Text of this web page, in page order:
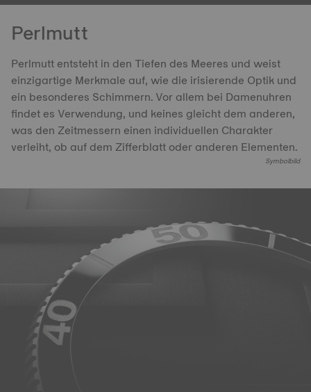
Perlmutt
Perlmutt entsteht in den Tiefen des Meeres und weist
einzigartige Merkmale auf, wie die irisierende Optik und
ein besonderes Schimmern. Vor allem bei Damenuhren
findet es Verwendung, und keines gleicht dem anderen,
was den Zeitmessern einen individuellen Charakter
verleiht, ob auf dem Zifferblatt oder anderen Elementen.
Symbolbild